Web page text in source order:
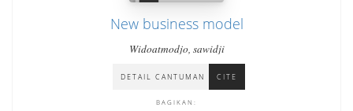
New business model
Widoatmodjo, sawidji
DETAIL CANTUMAN CITE
BAGIKAN: